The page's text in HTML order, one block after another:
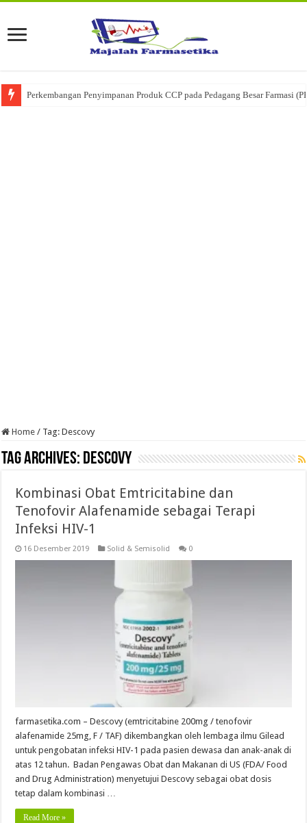
Perkembangan Penyimpanan Produk CCP pada Pedagang Besar Farmasi
Home / Tag:Descovy
Tag Archives: Descovy
Kombinasi Obat Emtricitabine dan
Tenofovir Alafenamide sebagai Terapi
Infeksi HIV-1
16 Desember 2019 Solid & Semisolid 0
farmasetika.com – Descovy (emtricitabine 200mg / tenofovir
alafenamide 25mg, F / TAF) dikembangkan oleh lembaga ilmu Gilead
untuk pengobatan infeksi HIV-1 pada pasien dewasa dan anak-anak di
atas 12 tahun. Badan Pengawas Obat dan Makanan di US (FDA/ Food
and Drug Administration) menyetujui Descovy sebagai obat dosis
tetap dalam kombinasi …
Read More »